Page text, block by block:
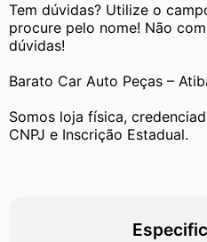
Tem dúvidas? Utilize o
procure pelo nome! Não
dúvidas!
Barato Car Auto Peças –
Somos loja física,
CNPJ e Inscrição Estadual.